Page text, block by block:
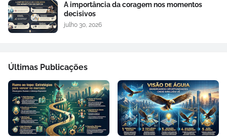
A importância da coragem nos momentos
decisivos
julho 30, 2026
Últimas Publicações